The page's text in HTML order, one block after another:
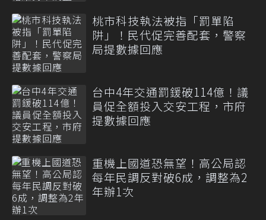
桃市科技執法被指「罰單陷
阱」！民代促完善配套，警察
局提數據回應
台中4年交通罰鍰破114億！議
員促全額投入交安工程，市府
提數據回應
重機上國道恐無望！高公局認
每年民調反對破6成，調整為2
年辦1次